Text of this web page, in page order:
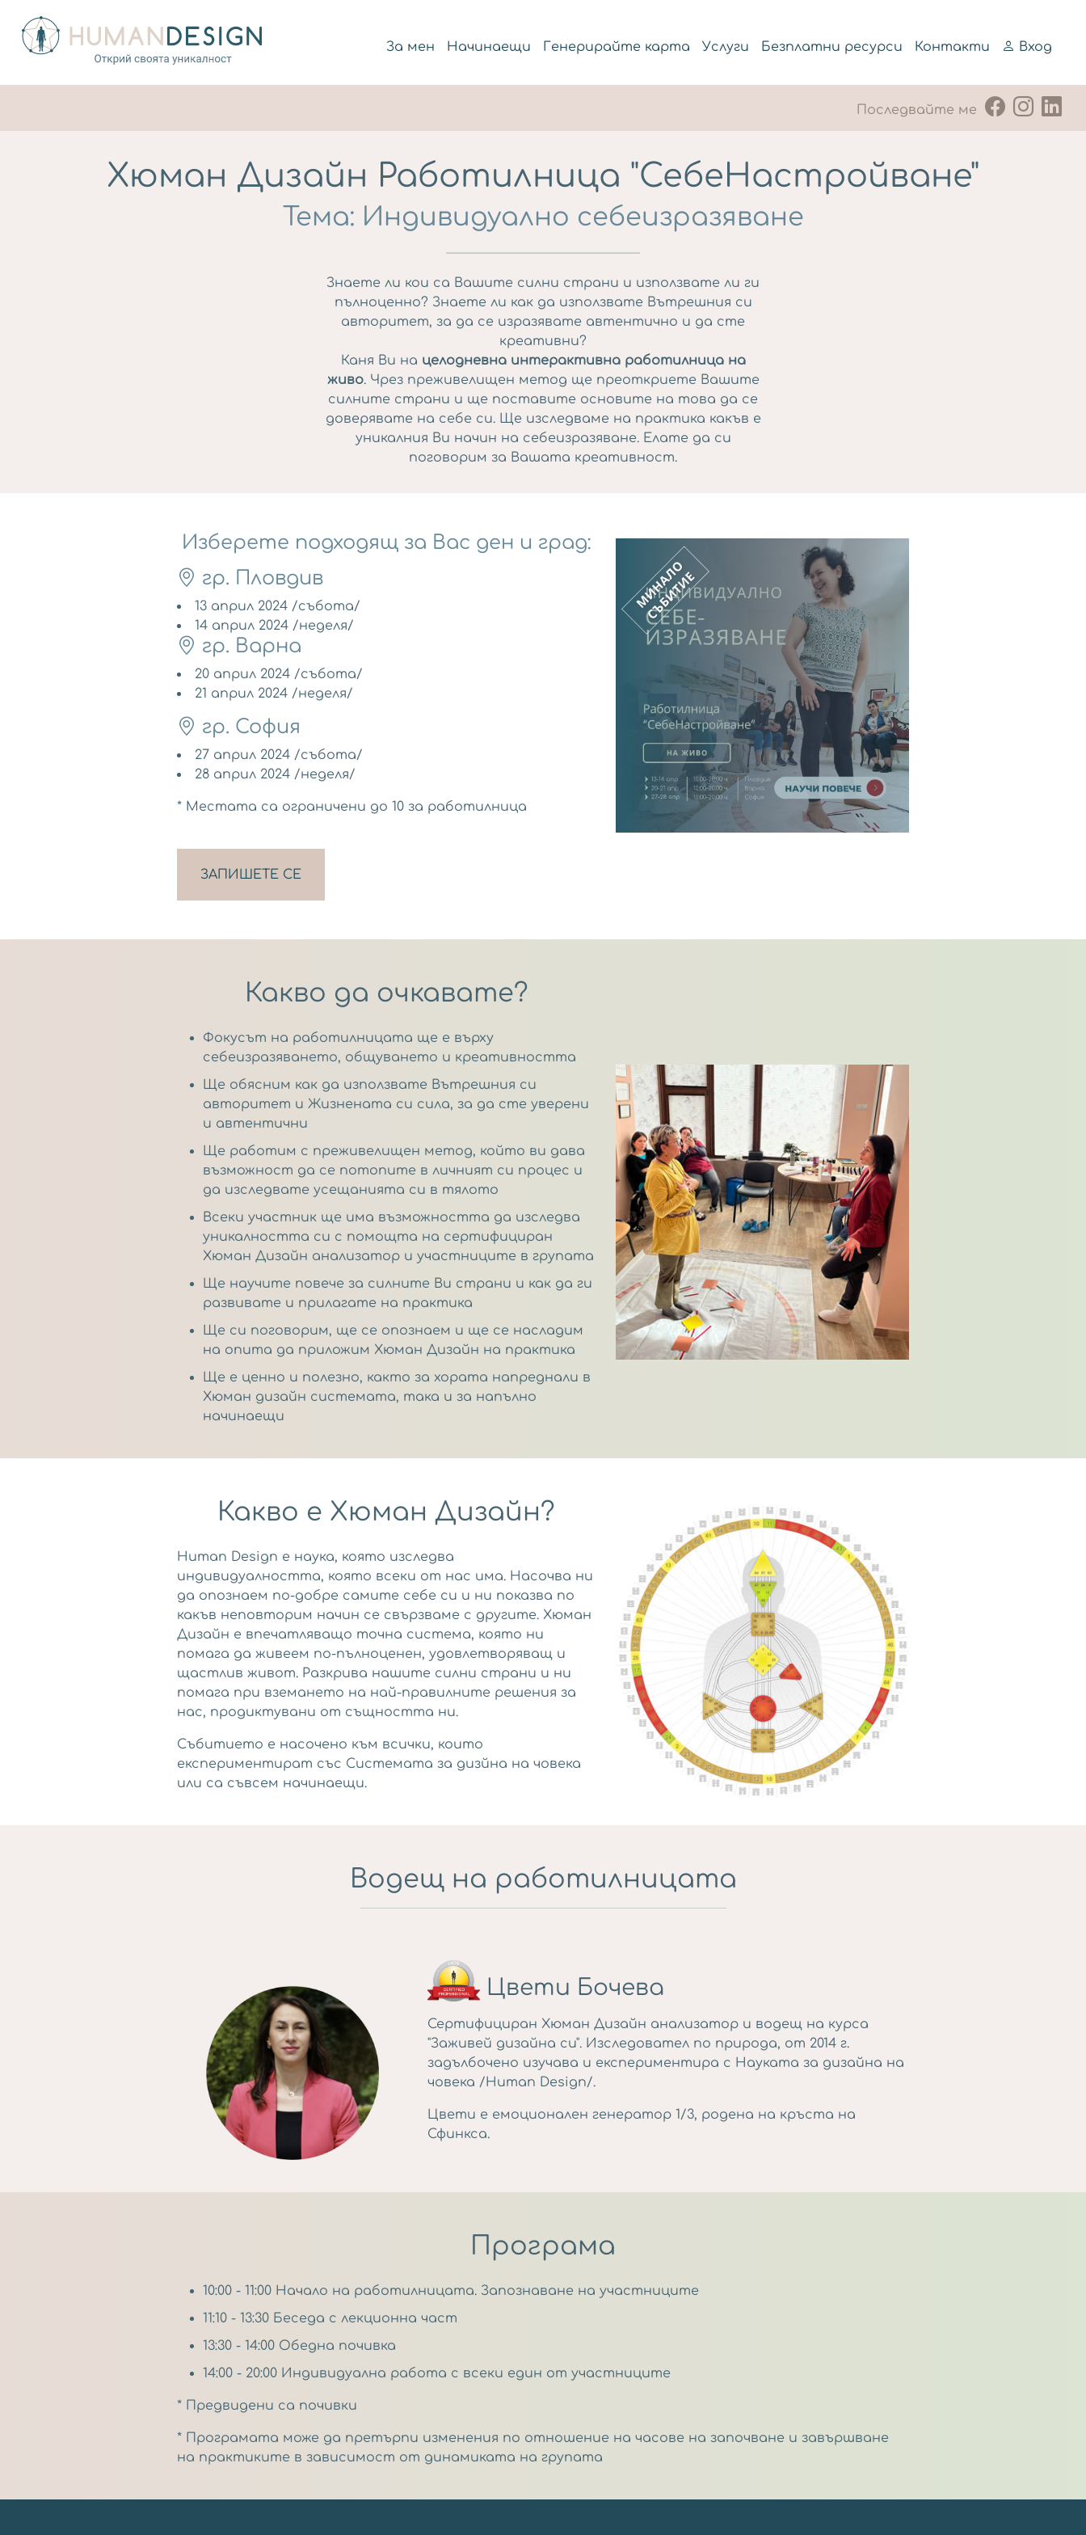
За мен Начинаещи Генерирайте карта Услуги Безплатни ресурси Контакти Вход
Последвайте ме
Хюман Дизайн Работилница "СебеНастройване"
Тема: Индивидуално себеизразяване
Знаете ли кои са Вашите силни страни и използвате ли ги
пълноценно? Знаете ли как да използвате Вътрешния си
авторитет, за да се изразявате автентично и да сте
креативни?
Каня Ви на целодневна интерактивна работилница на
живо. Чрез преживелищен метод ще преоткриете Вашите
силните страни и ще поставите основите на това да се
доверявате на себе си. Ще изследваме на практика какъв е
уникалния Ви начин на себеизразяване. Елате да си
поговорим за Вашата креативност.
Изберете подходящ за Вас ден и град:
гр. Пловдив
13 април 2024 /събота/
14 април 2024 /неделя/
гр. Варна
20 април 2024 /събота/
21 април 2024 /неделя/
гр. София
27 април 2024 /събота/
28 април 2024 /неделя/
* Mестата са ограничени до 10 за работилница
ЗАПИШЕТЕ СЕ
Какво да очкавате?
Фокусът на работилницата ще е върху
себеизразяването, общуването и креативността
Ще обясним как да използвате Вътрешния си
авторитет и Жизнената си сила, за да сте уверени
и автентични
Ще работим с преживелищен метод, който ви дава
възможност да се потопите в личният си процес и
да изследвате усещанията си в тялото
Всеки участник ще има възможността да изследва
уникалността си с помощта на сертифициран
Хюман Дизайн анализатор и участниците в групата
Ще научите повече за силните Ви страни и как да ги
развивате и прилагате на практика
Ще си поговорим, ще се опознаем и ще се насладим
на опита да приложим Хюман Дизайн на практика
Ще е ценно и полезно, както за хората напреднали в
Хюман дизайн системата, така и за напълно
начинаещи
Какво е Хюман Дизайн?
Human Design e наука, която изследва
индивидуалността, която всеки от нас има. Насочва ни
да опознаем по-добре самите себе си и ни показва по
какъв неповторим начин се свързваме с другите. Хюман
Дизайн е впечатляващо точна система, която ни
помага да живеем по-пълноценен, удовлетворяващ и
щастлив живот. Разкрива нашите силни страни и ни
помага при вземането на най-правилните решения за
нас, продиктувани от същността ни.
Събитието е насочено към всички, които
експериментират със Системата за дизйна на човека
или са съвсем начинаещи.
Водещ на работилницата
Цвети Бочева
Сертифициран Хюман Дизайн анализатор и водещ на курса
"Заживей дизайна си". Изследовател по природа, от 2014 г.
задълбочено изучава и експериментира с Науката за дизайна на
човека /Human Design/.
Цвети е емоционален генератор 1/3, родена на кръста на
Сфинкса.
Програма
10:00 - 11:00 Начало на работилницата. Запознаване на участниците
11:10 - 13:30 Беседа с лекционна част
13:30 - 14:00 Обедна почивка
14:00 - 20:00 Индивидуална работа с всеки един от участниците
* Предвидени са почивки
* Програмата може да претърпи изменения по отношение на часове на започване и завършване
на практиките в зависимост от динамиката на групата